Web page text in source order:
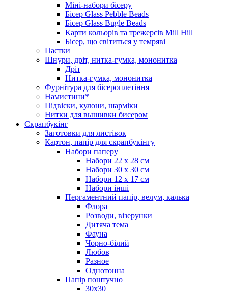
Міні-набори бісеру
Бісер Glass Pebble Beads
Бісер Glass Bugle Beads
Карти кольорів та трежерсів Mill Hill
Бісер, що світиться у темряві
Паєтки
Шнури, дріт, нитка-гумка, мононитка
Дріт
Нитка-гумка, мононитка
Фурнітура для бісероплетіння
Намистини*
Підвіски, кулони, шарміки
Нитки для вышивки бисером
Скрапбукінг
Заготовки для листівок
Картон, папір для скрапбукінгу
Набори паперу
Набори 22 х 28 см
Набори 30 х 30 см
Набори 12 х 17 см
Набори інші
Пергаментний папір, велум, калька
Флора
Розводи, візерунки
Дитяча тема
Фауна
Чорно-білий
Любов
Разное
Однотонна
Папір поштучно
30х30